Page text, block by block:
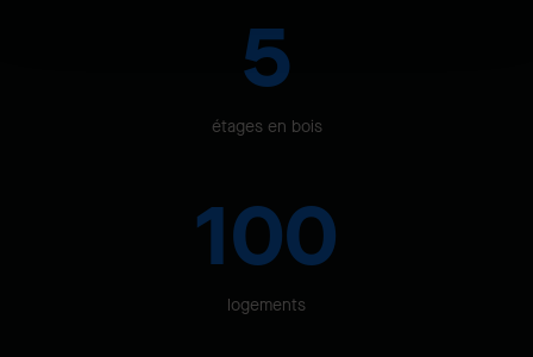
5
étages en bois
100
logements